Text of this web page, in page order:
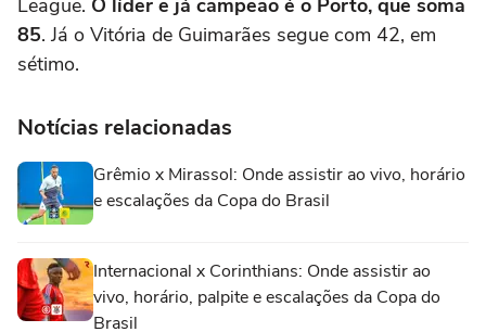
League. O líder e já campeão é o Porto, que soma
85. Já o Vitória de Guimarães segue com 42, em
sétimo.
Notícias relacionadas
Grêmio x Mirassol: Onde assistir ao vivo, horário
e escalações da Copa do Brasil
Internacional x Corinthians: Onde assistir ao
vivo, horário, palpite e escalações da Copa do
Brasil